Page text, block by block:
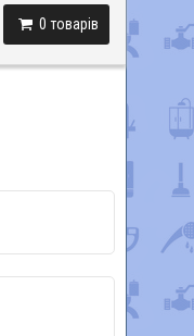
0 товарів